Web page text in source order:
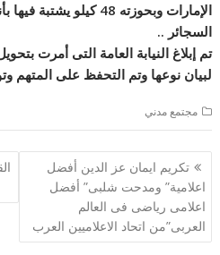
الإمارات وبحوزته 48
السجائر ..
تم إبلاغ النيابة العامة التى أمرت
لبيان نوعها وتم التحفظ على المتهم
مجتمع مدني
تصفّح
المقالات
تكريم ايمان عز الدين أفضل
اعلامية” ومدحت شلبى” أفضل
اعلامى رياضى فى العالم
العربى”من اتحاد الاعلاميين العرب